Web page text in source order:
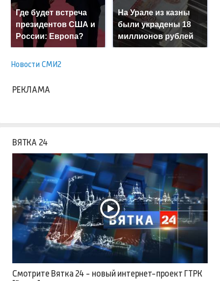
Где будет встреча
президентов США и
России: Европа?
На Урале из казны
были украдены 18
миллионов рублей
Новости СМИ2
РЕКЛАМА
ВЯТКА 24
Смотрите Вятка 24 - новый интернет-проект ГТРК